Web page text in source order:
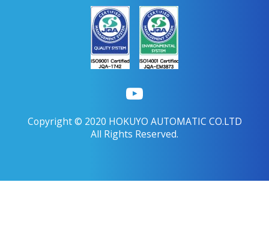
Copyright © 2020 HOKUYO AUTOMATIC CO.LTD
All Rights Reserved.